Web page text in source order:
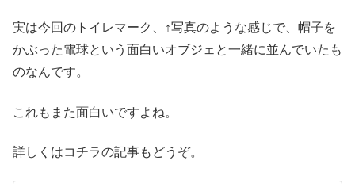
実は今回のトイレマーク、↑写真のような感じで、帽子を
かぶった電球という面白いオブジェと一緒に並んでいたも
のなんです。
これもまた面白いですよね。
詳しくはコチラの記事もどうぞ。